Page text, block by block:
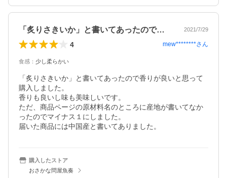
「炙りさきいか」と書いてあったので香り… 2021/7/29
4 mew********さん
食感 ： 少し柔らかい
「炙りさきいか」と書いてあったので香りが良いと思って
購入しました。
香りも良いし味も美味しいです。
ただ、商品ページの原材料名のところに産地が書いてなか
ったのでマイナス１にしました。
届いた商品には中国産と書いてありました。
購入したストア
おさかな問屋魚奏